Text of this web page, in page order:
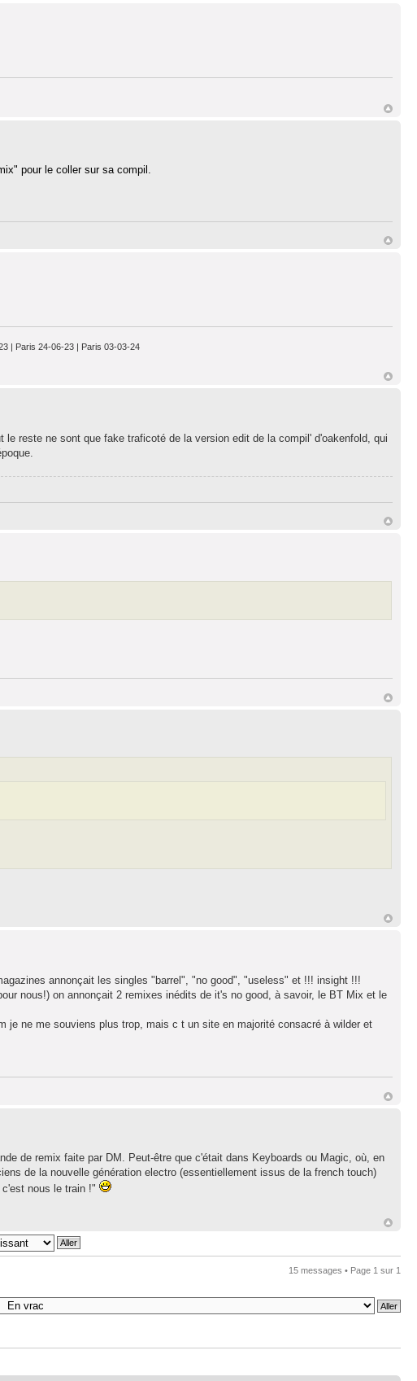
pour le coller sur sa compil.
| Paris 24-06-23 | Paris 03-03-24
le reste ne sont que fake traficoté de la version edit de la compil' d'oakenfold, qui
annonçait les singles "barrel", "no good", "useless" et !!! insight !!!
nous!) on annonçait 2 remixes inédits de it's no good, à savoir, le BT Mix et le
ne me souviens plus trop, mais c t un site en majorité consacré à wilder et
de remix faite par DM. Peut-être que c'était dans Keyboards ou Magic, où, en
de la nouvelle génération electro (essentiellement issus de la french touch)
c'est nous le train !"
15 messages • Page 1 sur 1